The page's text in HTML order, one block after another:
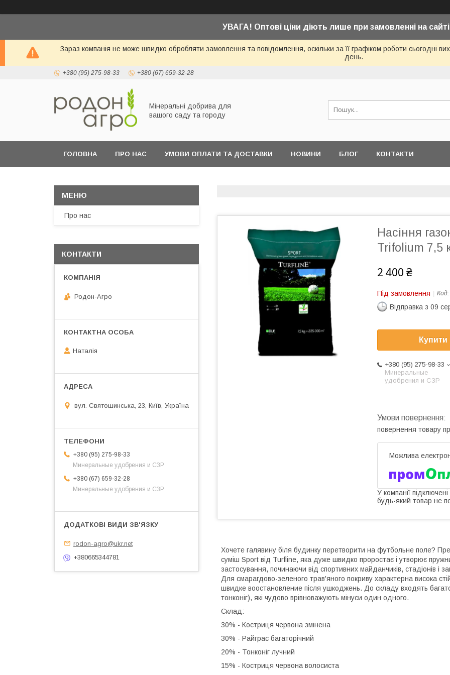
УВАГА! Оптові ціни діють лише при замовленні на
Зараз компанія не може швидко обробляти замовлення та повідомлення, оскільки за її графіком роботи сьогодні
день.
+380 (95) 275-98-33 +380 (67) 659-32-28
Мінеральні добрива для
вашого саду та городу
ГОЛОВНА ПРО НАС УМОВИ ОПЛАТИ ТА ДОСТАВКИ НОВИНИ БЛОГ КОНТАКТИ
Насіння
Trifolium 7,5
2 400 ₴
Під замовлення Код:
Відправка з 09
Купити
+380 (95) 275-98-33
Минеральные
удобрения и СЗР
повернення товару
У компанії
будь-який товар не
Хочете галявину біля будинку перетворити на футбольне поле?
суміш Sport від Turfline, яка дуже швидко проростає і утворює
застосування, починаючи від спортивних майданчиків, стадіонів і
Для смарагдово-зеленого трав'яного покриву характерна висока
швидке воостановление після ушкоджень. До складу входять
тонконіг), які чудово врівноважують мінуси один одного.
Склад:
30% - Костриця червона змінена
30% - Райграс багаторічний
20% - Тонконіг лучний
15% - Костриця червона волосиста
Про нас
КОНТАКТИ
Родон-Агро
Наталія
вул. Святошинська, 23, Київ, Україна
+380 (95) 275-98-33
Минеральные удобрения и СЗР
+380 (67) 659-32-28
Минеральные удобрения и СЗР
rodon-agro@ukr.net
+380665344781